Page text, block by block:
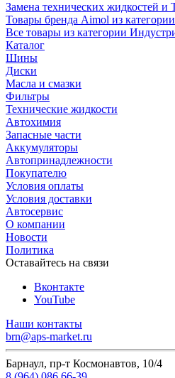
Замена технических жидкостей и
Товары бренда Aimol из
Все товары из категории
Каталог
Шины
Диски
Масла и смазки
Фильтры
Технические жидкости
Автохимия
Запасные части
Аккумуляторы
Автопринадлежности
Покупателю
Условия оплаты
Условия доставки
Автосервис
О компании
Новости
Политика
Оставайтесь на связи
Вконтакте
YouTube
Наши контакты
brn@aps-market.ru
Барнаул, пр-т Космонавтов, 10/4